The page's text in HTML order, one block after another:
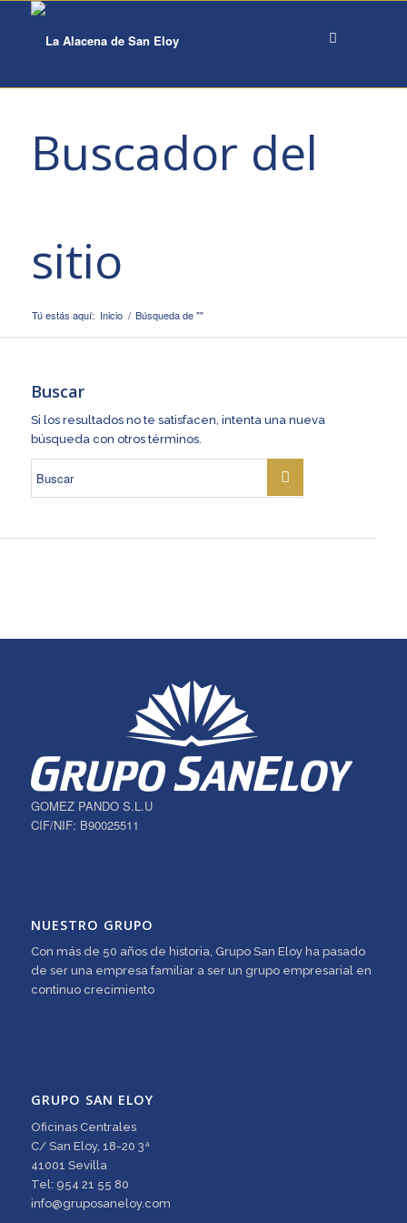
Buscador del
sitio
Tú estás aquí: Inicio / Búsqueda de ""
Buscar
Si los resultados no te satisfacen, intenta una nueva
búsqueda con otros términos.
GOMEZ PANDO S.L.U
CIF/NIF: B90025511
NUESTRO GRUPO
Con más de 50 años de historia, Grupo San Eloy ha pasado
de ser una empresa familiar a ser un grupo empresarial en
continuo crecimiento
GRUPO SAN ELOY
Oficinas Centrales
C/ San Eloy, 18-20 3ª
41001 Sevilla
Tel: 954 21 55 80
info@gruposaneloy.com